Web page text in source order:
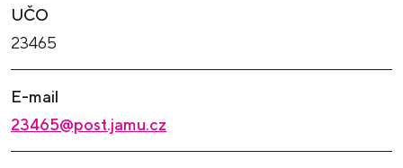
UČO
23465
E-mail
23465@post.jamu.cz